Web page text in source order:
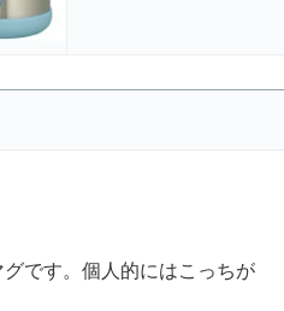
です。個人的にはこっちが